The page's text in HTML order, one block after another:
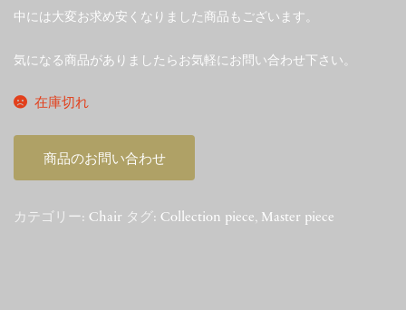
中には大変お求め安くなりました商品もございます。
気になる商品がありましたらお気軽にお問い合わせ下さい。
在庫切れ
商品のお問い合わせ
カテゴリー: Chair タグ: Collection piece, Master piece